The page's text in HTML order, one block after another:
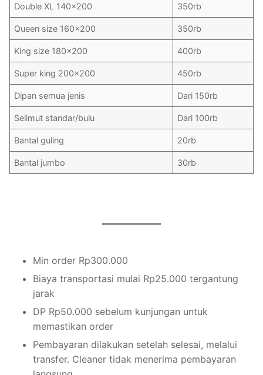
Double XL 140×200 350rb
Queen size 160×200 350rb
King size 180×200 400rb
Super king 200×200 450rb
Dipan semua jenis Dari 150rb
Selimut standar/bulu Dari 100rb
Bantal guling 20rb
Bantal jumbo 30rb
Min order Rp300.000
Biaya transportasi mulai Rp25.000 tergantung
jarak
DP Rp50.000 sebelum kunjungan untuk
memastikan order
Pembayaran dilakukan setelah selesai, melalui
transfer. Cleaner tidak menerima pembayaran